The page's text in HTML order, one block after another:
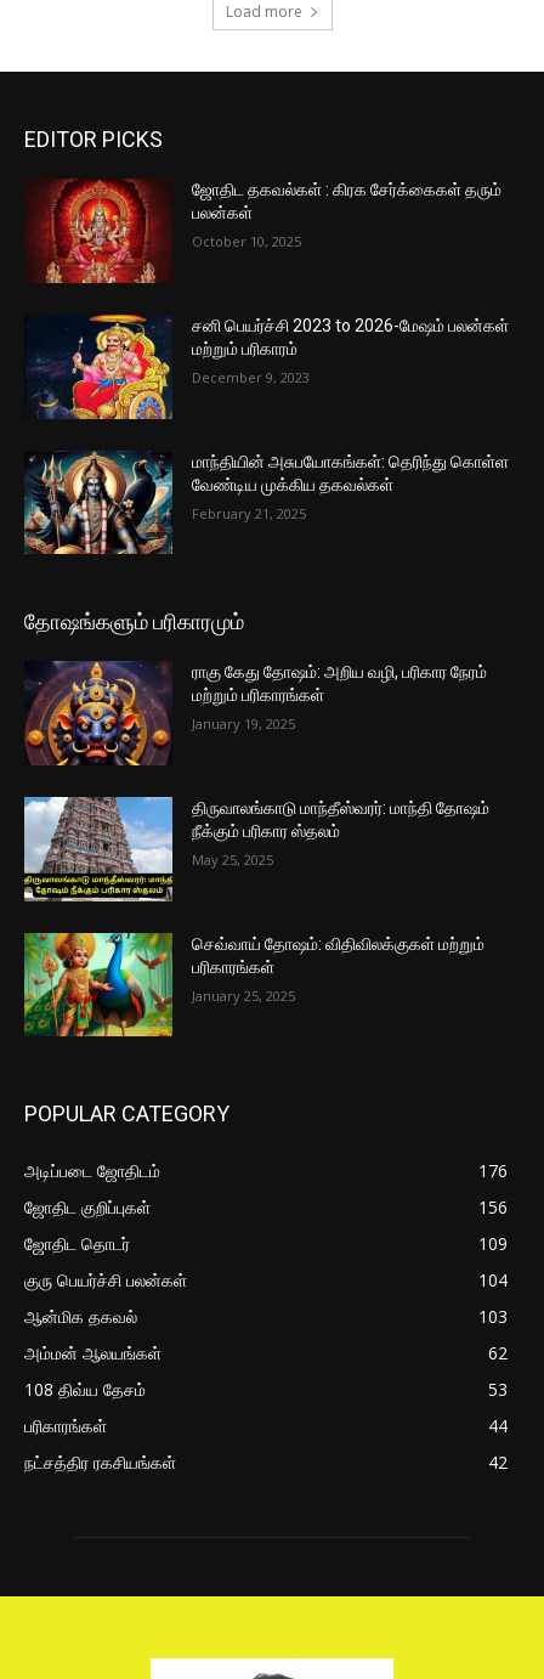
Load more
EDITOR PICKS
ஜோதிட தகவல்கள் : கிரக சேர்க்கைகள் தரும்
பலன்கள்
October 10, 2025
சனி பெயர்ச்சி 2023 to 2026-மேஷம் பலன்கள்
மற்றும் பரிகாரம்
December 9, 2023
மாந்தியின் அசுபயோகங்கள்: தெரிந்து கொள்ள
வேண்டிய முக்கிய தகவல்கள்
February 21, 2025
தோஷங்களும் பரிகாரமும்
ராகு கேது தோஷம்: அறிய வழி, பரிகார நேரம்
மற்றும் பரிகாரங்கள்
January 19, 2025
திருவாலங்காடு மாந்தீஸ்வரர்: மாந்தி தோஷம்
நீக்கும் பரிகார ஸ்தலம்
May 25, 2025
செவ்வாய் தோஷம்: விதிவிலக்குகள் மற்றும்
பரிகாரங்கள்
January 25, 2025
POPULAR CATEGORY
அடிப்படை ஜோதிடம்
176
ஜோதிட குறிப்புகள்
156
ஜோதிட தொடர்
109
குரு பெயர்ச்சி பலன்கள்
104
ஆன்மிக தகவல்
103
அம்மன் ஆலயங்கள்
62
108 திவ்ய தேசம்
53
பரிகாரங்கள்
44
நட்சத்திர ரகசியங்கள்
42